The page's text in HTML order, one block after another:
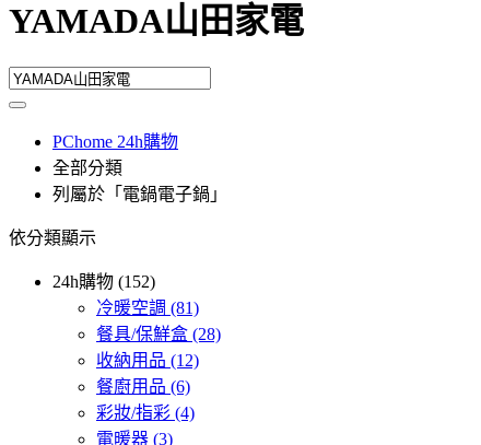
YAMADA山田家電
PChome 24h購物
全部分類
列屬於「電鍋電子鍋」
依分類顯示
24h購物 (152)
冷暖空調 (81)
餐具/保鮮盒 (28)
收納用品 (12)
餐廚用品 (6)
彩妝/指彩 (4)
電暖器 (3)